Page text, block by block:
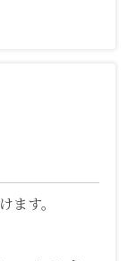
ます。